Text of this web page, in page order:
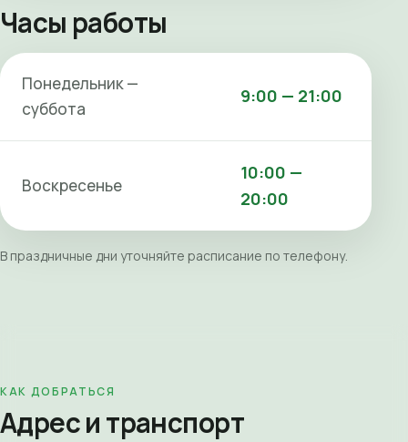
Часы работы
Понедельник —
суббота
9:00 — 21:00
Воскресенье
10:00 —
20:00
В праздничные дни уточняйте расписание по телефону.
КАК ДОБРАТЬСЯ
Адрес и транспорт